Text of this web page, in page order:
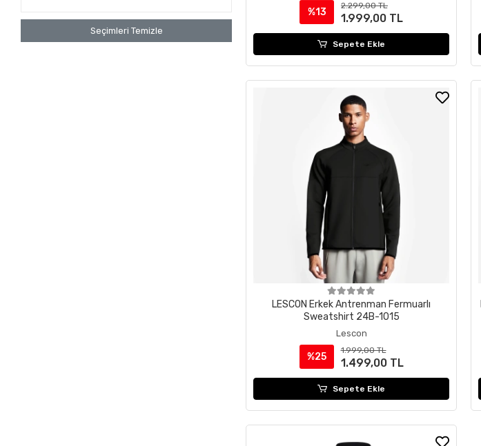
Seçimleri Temizle
%13
2.299,00 TL
1.999,00 TL
Sepete Ekle
LESCON Erkek Antrenman Fermuarlı
Sweatshirt 24B-1015
Lescon
%25
1.999,00 TL
1.499,00 TL
Sepete Ekle